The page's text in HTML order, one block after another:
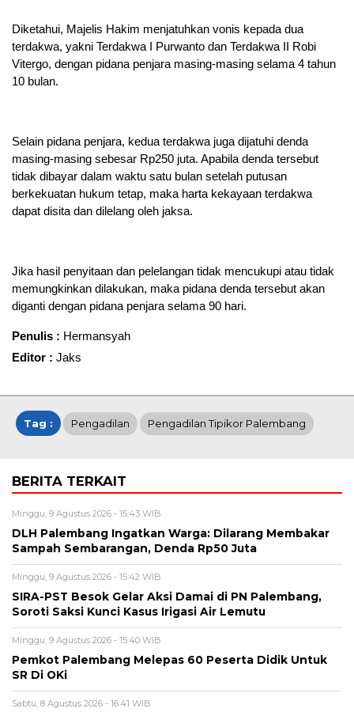
Diketahui, Majelis Hakim menjatuhkan vonis kepada dua
terdakwa, yakni Terdakwa I Purwanto dan Terdakwa II Robi
Vitergo, dengan pidana penjara masing-masing selama 4 tahun
10 bulan.
Selain pidana penjara, kedua terdakwa juga dijatuhi denda
masing-masing sebesar Rp250 juta. Apabila denda tersebut
tidak dibayar dalam waktu satu bulan setelah putusan
berkekuatan hukum tetap, maka harta kekayaan terdakwa
dapat disita dan dilelang oleh jaksa.
Jika hasil penyitaan dan pelelangan tidak mencukupi atau tidak
memungkinkan dilakukan, maka pidana denda tersebut akan
diganti dengan pidana penjara selama 90 hari.
Penulis : Hermansyah
Editor : Jaks
Tag : Pengadilan Pengadilan Tipikor Palembang
BERITA TERKAIT
Minggu, 9 Agustus 2026 - 15:43 WIB
DLH Palembang Ingatkan Warga: Dilarang Membakar
Sampah Sembarangan, Denda Rp50 Juta
Minggu, 9 Agustus 2026 - 15:42 WIB
SIRA-PST Besok Gelar Aksi Damai di PN Palembang,
Soroti Saksi Kunci Kasus Irigasi Air Lemutu
Minggu, 9 Agustus 2026 - 15:40 WIB
Pemkot Palembang Melepas 60 Peserta Didik Untuk
SR Di OKi
Sabtu, 8 Agustus 2026 - 16:41 WIB